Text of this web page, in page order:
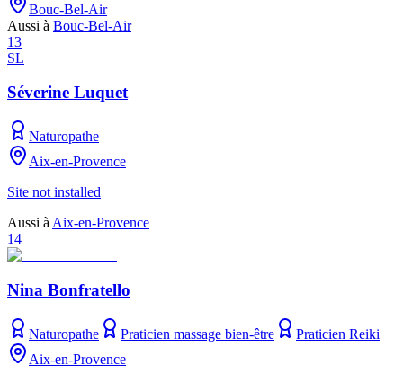
Bouc-Bel-Air
Aussi à Bouc-Bel-Air
13
SL
Séverine Luquet
Naturopathe
Aix-en-Provence
Site not installed
Aussi à Aix-en-Provence
14
Nina Bonfratello
Naturopathe Praticien massage bien-être
Praticien Reiki
Aix-en-Provence